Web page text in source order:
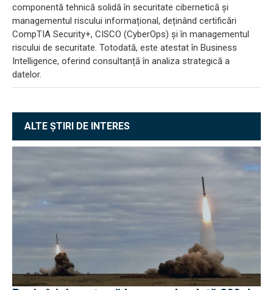
componentă tehnică solidă în securitate cibernetică și
managementul riscului informațional, deținând certificări
CompTIA Security+, CISCO (CyberOps) și în managementul
riscului de securitate. Totodată, este atestat în Business
Intelligence, oferind consultanță în analiza strategică a
datelor.
ALTE ȘTIRI DE INTERES